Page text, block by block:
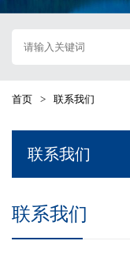
首页 > 联系我们
联系我们
联系我们